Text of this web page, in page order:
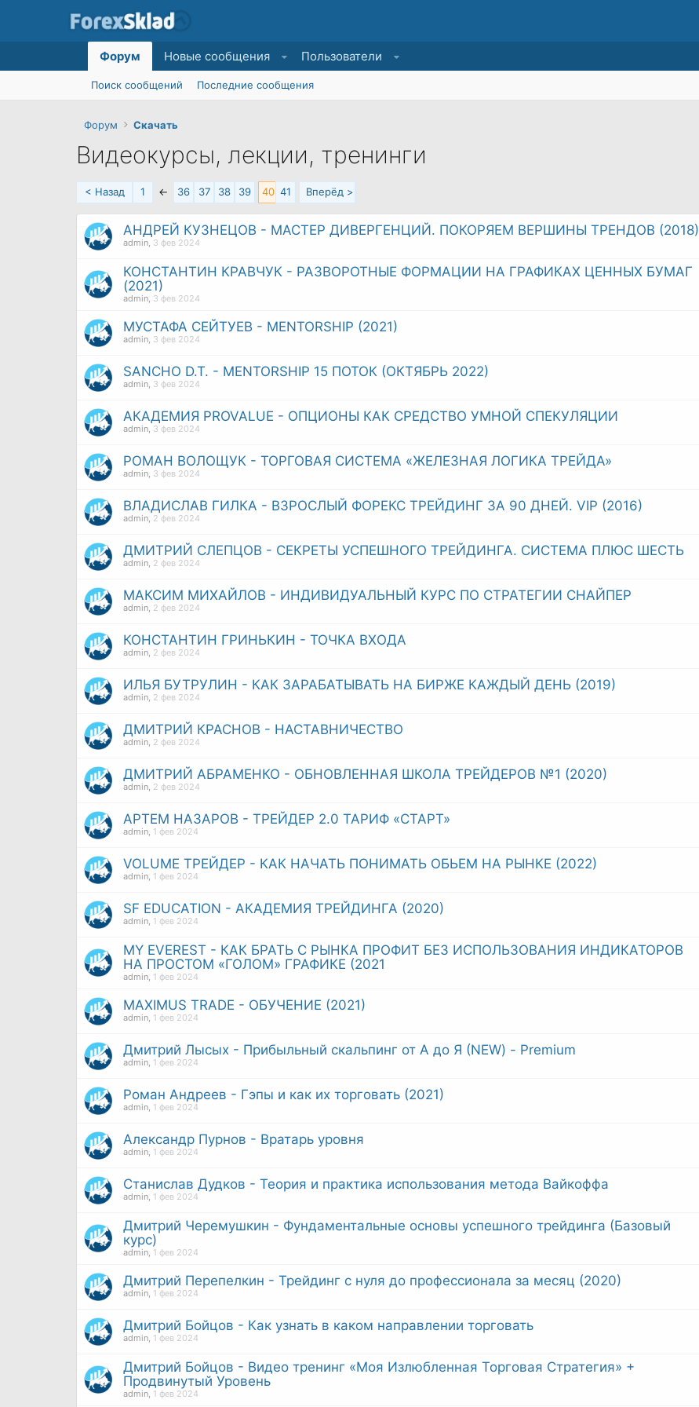
Форум Скачать
Видеокурсы, лекции, тренинги
< Назад 1 ← 36 37 38 39 40 41 Вперёд >
АНДРЕЙ КУЗНЕЦОВ - МАСТЕР ДИВЕРГЕНЦИЙ. ПОКОРЯЕМ ВЕРШИНЫ ТРЕНДОВ (2018)
admin 3 фев 2024
КОНСТАНТИН КРАВЧУК - РАЗВОРОТНЫЕ ФОРМАЦИИ НА ГРАФИКАХ ЦЕННЫХ БУМАГ
(2021)
admin 3 фев 2024
МУСТАФА СЕЙТУЕВ - MENTORSHIP (2021)
admin 3 фев 2024
SANCHO D.T. - MENTORSHIP 15 ПОТОК (ОКТЯБРЬ 2022)
admin 3 фев 2024
АКАДЕМИЯ PROVALUE - ОПЦИОНЫ КАК СРЕДСТВО УМНОЙ СПЕКУЛЯЦИИ
admin 3 фев 2024
РОМАН ВОЛОЩУК - ТОРГОВАЯ СИСТЕМА «ЖЕЛЕЗНАЯ ЛОГИКА ТРЕЙДА»
admin 3 фев 2024
ВЛАДИСЛАВ ГИЛКА - ВЗРОСЛЫЙ ФОРЕКС ТРЕЙДИНГ ЗА 90 ДНЕЙ. VIP (2016)
admin 2 фев 2024
ДМИТРИЙ СЛЕПЦОВ - СЕКРЕТЫ УСПЕШНОГО ТРЕЙДИНГА. СИСТЕМА ПЛЮС ШЕСТЬ
admin 2 фев 2024
МАКСИМ МИХАЙЛОВ - ИНДИВИДУАЛЬНЫЙ КУРС ПО СТРАТЕГИИ СНАЙПЕР
admin 2 фев 2024
КОНСТАНТИН ГРИНЬКИН - ТОЧКА ВХОДА
admin 2 фев 2024
ИЛЬЯ БУТРУЛИН - КАК ЗАРАБАТЫВАТЬ НА БИРЖЕ КАЖДЫЙ ДЕНЬ (2019)
admin 2 фев 2024
ДМИТРИЙ КРАСНОВ - НАСТАВНИЧЕСТВО
admin 2 фев 2024
ДМИТРИЙ АБРАМЕНКО - ОБНОВЛЕННАЯ ШКОЛА ТРЕЙДЕРОВ №1 (2020)
admin 2 фев 2024
АРТЕМ НАЗАРОВ - ТРЕЙДЕР 2.0 ТАРИФ «СТАРТ»
admin 1 фев 2024
VOLUME ТРЕЙДЕР - КАК НАЧАТЬ ПОНИМАТЬ ОБЬЕМ НА РЫНКЕ (2022)
admin 1 фев 2024
SF EDUCATION - АКАДЕМИЯ ТРЕЙДИНГА (2020)
admin 1 фев 2024
MY EVEREST - КАК БРАТЬ С РЫНКА ПРОФИТ БЕЗ ИСПОЛЬЗОВАНИЯ ИНДИКАТОРОВ
НА ПРОСТОМ «ГОЛОМ» ГРАФИКЕ (2021
admin 1 фев 2024
MAXIMUS TRADE - ОБУЧЕНИЕ (2021)
admin 1 фев 2024
Дмитрий Лысых - Прибыльный скальпинг от А до Я (NEW) - Premium
admin 1 фев 2024
Роман Андреев - Гэпы и как их торговать (2021)
admin 1 фев 2024
Александр Пурнов - Вратарь уровня
admin 1 фев 2024
Станислав Дудков - Теория и практика использования метода Вайкоффа
admin 1 фев 2024
Дмитрий Черемушкин - Фундаментальные основы успешного трейдинга (Базовый
курс)
admin 1 фев 2024
Дмитрий Перепелкин - Трейдинг с нуля до профессионала за месяц (2020)
admin 1 фев 2024
Дмитрий Бойцов - Как узнать в каком направлении торговать
admin 1 фев 2024
Дмитрий Бойцов - Видео тренинг «Моя Излюбленная Торговая Стратегия» +
Продвинутый Уровень
admin 1 фев 2024
Форум
Поиск сообщений Последние сообщения
Новые сообщения Пользователи